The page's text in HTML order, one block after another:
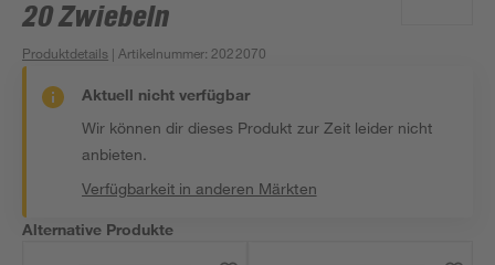
20 Zwiebeln
Produktdetails | Artikelnummer: 2022070
Aktuell nicht verfügbar
Wir können dir dieses Produkt zur Zeit leider nicht
anbieten.
Verfügbarkeit in anderen Märkten
Alternative Produkte